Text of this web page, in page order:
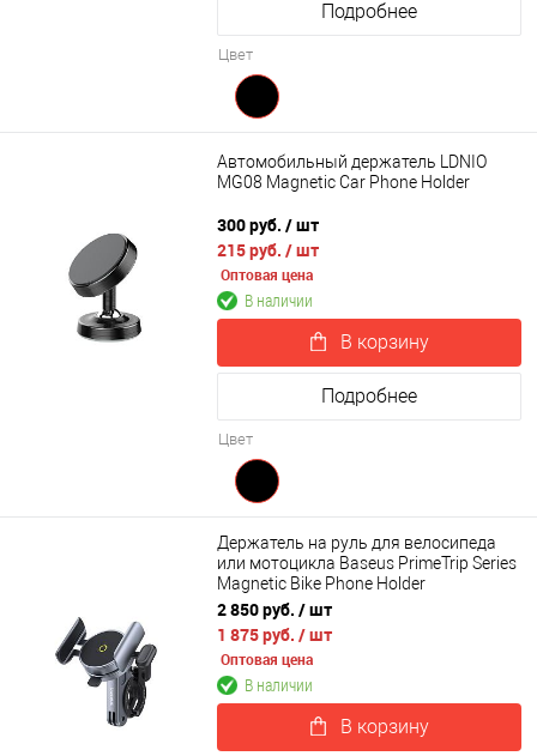
Подробнее
Цвет
Автомобильный держатель LDNIO
MG08 Magnetic Car Phone Holder
300 руб. / шт
215 руб. / шт
Оптовая цена
В наличии
В корзину
Подробнее
Цвет
Держатель на руль для велосипеда
или мотоцикла Baseus PrimeTrip Series
Magnetic Bike Phone Holder
(C40569000121-00)
2 850 руб. / шт
1 875 руб. / шт
Оптовая цена
В наличии
В корзину